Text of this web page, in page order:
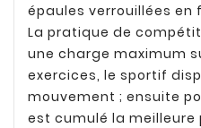
épaules verrouillées en
La pratique de
une charge maximum
exercices, le sportif
mouvement ; ensuite
est cumulé la